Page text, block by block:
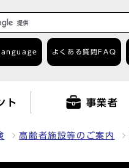
よくある質問 FAQ
ト 事業者
高齢者施設等のご案内